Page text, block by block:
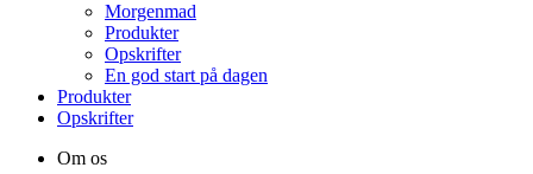
Morgenmad
Produkter
Opskrifter
En god start på dagen
Produkter
Opskrifter
Om os